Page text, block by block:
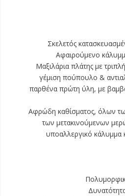
Σκελετός
Αφαιρούμενο
Μαξιλάρια πλάτης με
γέμιση πούπουλο &
παρθένα πρώτη ύλη, με
Αφρώδη καθίσματος, όλων
των μετακινούμενων
υποαλλεργικό κάλυμμα